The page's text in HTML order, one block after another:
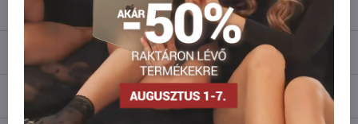
Leírás
Vélemények
Fórum